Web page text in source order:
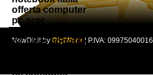
offerta computer
pc acer
pc asus portatile
pc computer
NewDir.it by GigiWork | P.IVA: 09975040016